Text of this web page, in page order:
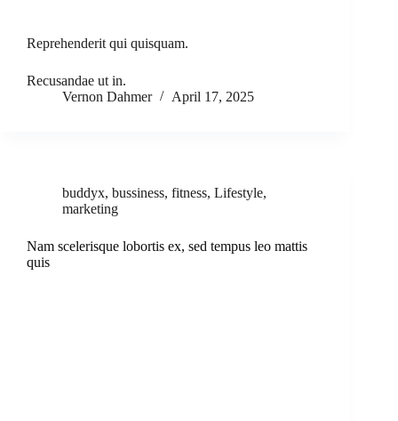
Reprehenderit qui quisquam.
Recusandae ut in.
Vernon Dahmer
April 17, 2025
buddyx, bussiness, fitness, Lifestyle,
marketing
Nam scelerisque lobortis ex, sed tempus leo mattis
quis